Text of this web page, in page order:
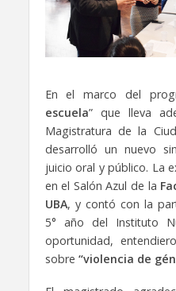
En el marco del
escuela” que lleva
Magistratura de la
desarrolló un nuevo
juicio oral y público. La
en el Salón Azul de la
UBA, y contó con la
5° año del Instituto
oportunidad,
sobre “violencia de